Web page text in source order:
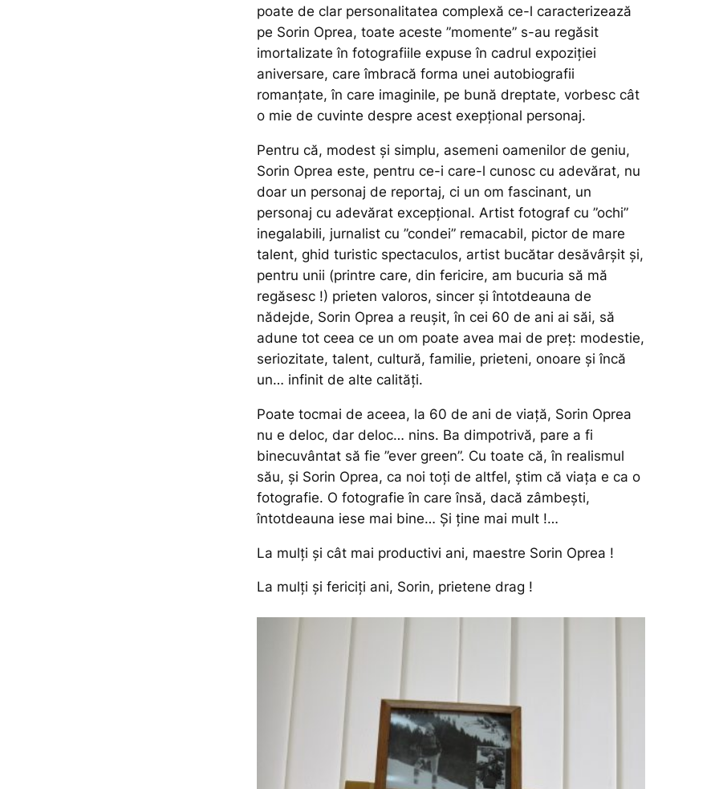
poate de clar personalitatea complexă ce-l caracterizează
pe Sorin Oprea, toate aceste ”momente” s-au regăsit
imortalizate în fotografiile expuse în cadrul expoziției
aniversare, care îmbracă forma unei autobiografii
romanțate, în care imaginile, pe bună dreptate, vorbesc cât
o mie de cuvinte despre acest exepțional personaj.
Pentru că, modest și simplu, asemeni oamenilor de geniu,
Sorin Oprea este, pentru ce-i care-l cunosc cu adevărat, nu
doar un personaj de reportaj, ci un om fascinant, un
personaj cu adevărat excepțional. Artist fotograf cu ”ochi”
inegalabili, jurnalist cu ”condei” remacabil, pictor de mare
talent, ghid turistic spectaculos, artist bucătar desăvârșit și,
pentru unii (printre care, din fericire, am bucuria să mă
regăsesc !) prieten valoros, sincer și întotdeauna de
nădejde, Sorin Oprea a reușit, în cei 60 de ani ai săi, să
adune tot ceea ce un om poate avea mai de preț: modestie,
seriozitate, talent, cultură, familie, prieteni, onoare și încă
un… infinit de alte calități.
Poate tocmai de aceea, la 60 de ani de viață, Sorin Oprea
nu e deloc, dar deloc… nins. Ba dimpotrivă, pare a fi
binecuvântat să fie ”ever green”. Cu toate că, în realismul
său, și Sorin Oprea, ca noi toți de altfel, știm că viața e ca o
fotografie. O fotografie în care însă, dacă zâmbești,
întotdeauna iese mai bine… Și ține mai mult !…
La mulți și cât mai productivi ani, maestre Sorin Oprea !
La mulți și fericiți ani, Sorin, prietene drag !